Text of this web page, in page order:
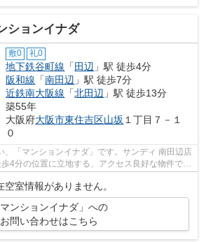
ションイナダ
敷0 礼0
地下鉄谷町線 「田辺 」駅 徒歩4分
阪和線 「南田辺 」駅 徒歩7分
近鉄南大阪線 「北田辺 」駅 徒歩13分
築55年
大阪府大阪市東住吉区山坂 １丁目７－１
０
、「マンションイナダ」です。サンディ 南田辺店
4分の位置に立地する、アクセス良好な物件で
ョンです。で...
空室情報がありません。
マンションイナダ」への
お問い合わせはこちら